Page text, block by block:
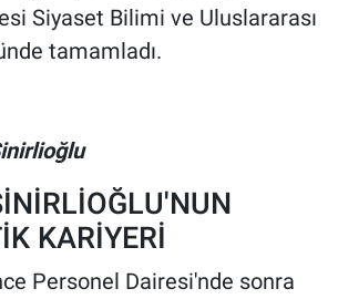
Siyaset Bilimi ve Uluslararası
tamamladı.
KARİYERİ
Personel Dairesi'nde sonra